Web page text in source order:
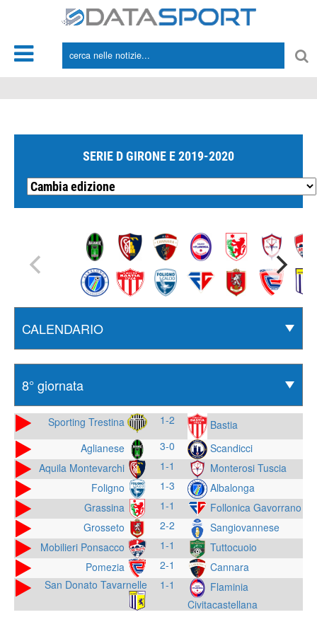
SERIE D GIRONE E 2019-2020
Sporting Trestina 1-2
Bastia
Aglianese
3-0
Scandicci
Aquila Montevarchi
1-1
Monterosi Tuscia
Foligno
1-3
Albalonga
Grassina
1-1
Follonica Gavorrano
Grosseto
2-2
Sangiovannese
Mobilieri Ponsacco
1-1
Tuttocuoio
Pomezia
2-1
Cannara
San Donato Tavarnelle
1-1
Flaminia
Civitacastellana